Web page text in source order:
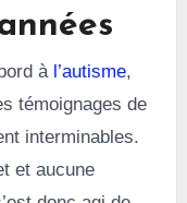
à l’autisme,
témoignages de
interminables.
et aucune